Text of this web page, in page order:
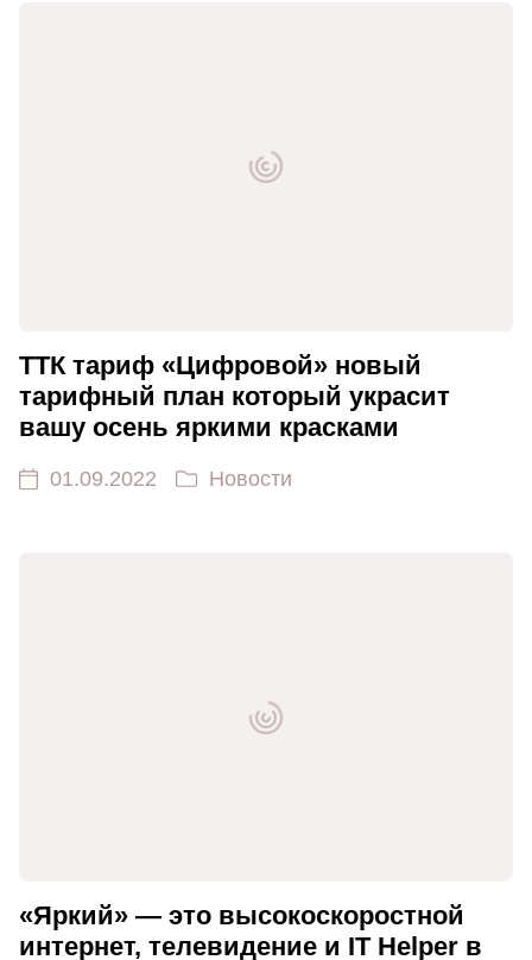
ТТК тариф «Цифровой» новый
тарифный план который украсит
вашу осень яркими красками
01.09.2022 Новости
«Яркий» — это высокоскоростной
интернет, телевидение и IT Helper в